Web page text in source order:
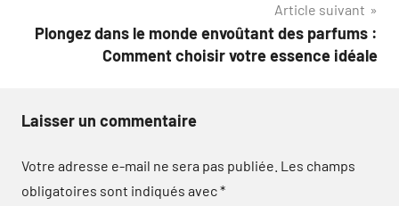
Article suivant
Plongez dans le monde envoûtant des parfums :
Comment choisir votre essence idéale
Laisser un commentaire
Votre adresse e-mail ne sera pas publiée. Les champs
obligatoires sont indiqués avec*